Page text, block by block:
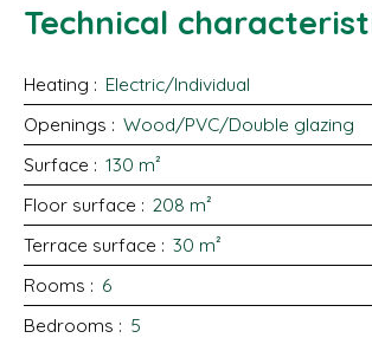
Technical
Heating : Electric/Individual
Openings : Wood/PVC/Double glazing
Surface : 130 m²
Floor surface : 208 m²
Terrace surface : 30 m²
Rooms : 6
Bedrooms : 5